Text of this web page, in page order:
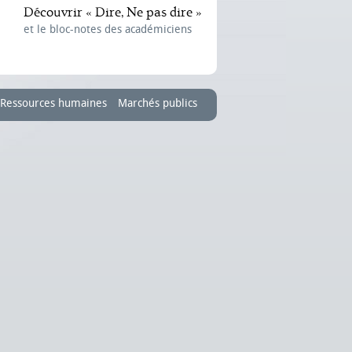
Découvrir « Dire, Ne pas dire »
et le bloc-notes des académiciens
Ressources humaines Marchés publics